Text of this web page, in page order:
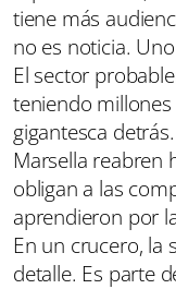
tiene más
no es noticia.
El sector
teniendo
gigantesca
Marsella reabren
obligan a las
aprendieron por
En un crucero, la
detalle. Es parte